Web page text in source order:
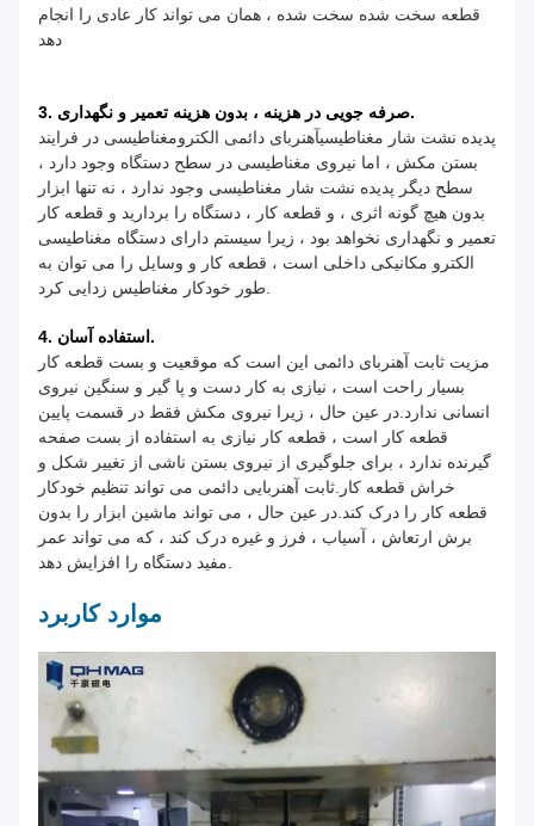
قطعه سخت شده سخت شده ، همان می تواند کار عادی را انجام
دهد
3. صرفه جویی در هزینه ، بدون هزینه تعمیر و نگهداری.
پدیده نشت شار مغناطیسیآهنربای دائمی الکترومغناطیسی در فرایند
بستن مکش ، اما نیروی مغناطیسی در سطح دستگاه وجود دارد ،
سطح دیگر پدیده نشت شار مغناطیسی وجود ندارد ، نه تنها ابزار
بدون هیچ گونه اثری ، و قطعه کار ، دستگاه را بردارید و قطعه کار
تعمیر و نگهداری نخواهد بود ، زیرا سیستم دارای دستگاه مغناطیسی
الکترو مکانیکی داخلی است ، قطعه کار و وسایل را می توان به
4. استفاده آسان.
مزیت ثابت آهنربای دائمی این است که موقعیت و بست قطعه کار
بسیار راحت است ، نیازی به کار دست و پا گیر و سنگین نیروی
انسانی ندارد.در عین حال ، زیرا نیروی مکش فقط در قسمت پایین
قطعه کار است ، قطعه کار نیازی به استفاده از بست صفحه
گیرنده ندارد ، برای جلوگیری از نیروی بستن ناشی از تغییر شکل و
خراش قطعه کار.ثابت آهنربایی دائمی می تواند تنظیم خودکار
قطعه کار را درک کند.در عین حال ، می تواند ماشین ابزار را بدون
برش ارتعاش ، آسیاب ، فرز و غیره درک کند ، که می تواند عمر
موارد کاربرد